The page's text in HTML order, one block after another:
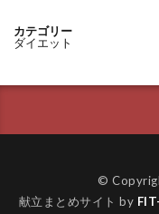
カテゴリー
ダイエット
©
献立まとめサイト by